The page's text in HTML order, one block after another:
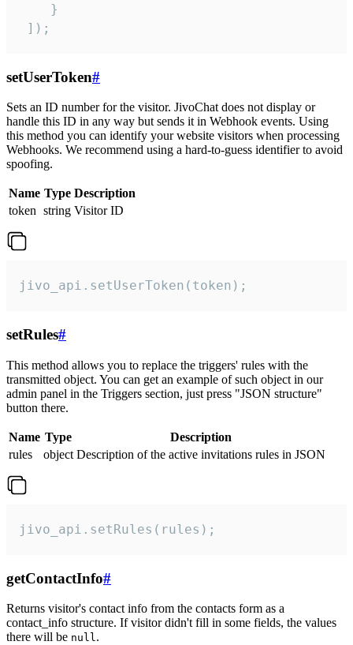
    }
]);
setUserToken#
Sets an ID number for the visitor. JivoChat does not display or
handle this ID in any way but sends it in Webhook events. Using
this method you can identify your website visitors when processing
Webhooks. We recommend using a hard-to-guess identifier to avoid
spoofing.
Name Type Description
token string Visitor ID
jivo_api.setUserToken(token);
setRules#
This method allows you to replace the triggers' rules with the
transmitted object. You can get an example of such object in our
admin panel in the Triggers section, just press "JSON structure"
button there.
Name Type
Description
rules
object Description of the active invitations rules in JSON
jivo_api.setRules(rules);
getContactInfo#
Returns visitor's contact info from the contacts form as a
contact_info structure. If visitor didn't fill in some fields, the values
there will be null.